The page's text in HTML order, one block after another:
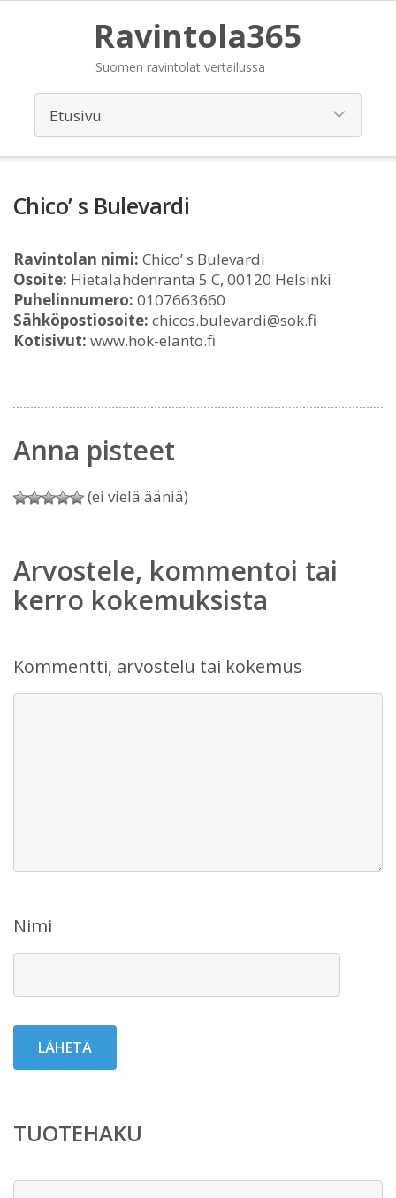
Ravintola365
Suomen ravintolat vertailussa
Chico’ s Bulevardi
Ravintolan nimi: Chico’ s Bulevardi
Osoite: Hietalahdenranta 5 C, 00120 Helsinki
Puhelinnumero: 0107663660
Sähköpostiosoite: chicos.bulevardi@sok.fi
Kotisivut: www.hok-elanto.fi
Anna pisteet
(ei vielä ääniä)
Arvostele, kommentoi tai
kerro kokemuksista
Kommentti, arvostelu tai kokemus
Nimi
TUOTEHAKU